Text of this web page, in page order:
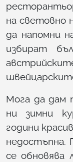
на световно
да напомни
избират
Мога да дам
ни зимни
години
недостъпна.
се обновява